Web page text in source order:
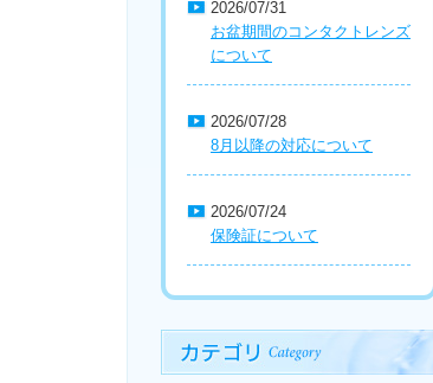
2026/07/31
お盆期間のコンタクトレンズ
について
2026/07/28
8月以降の対応について
2026/07/24
保険証について